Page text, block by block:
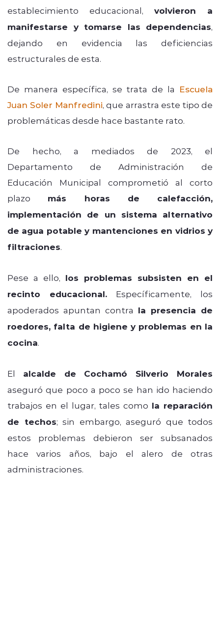
establecimiento educacional, volvieron a
manifestarse y tomarse las dependencias,
dejando en evidencia las deficiencias
estructurales de esta.
De manera específica, se trata de la Escuela
Juan Soler Manfredini, que arrastra este tipo de
problemáticas desde hace bastante rato.
De hecho, a mediados de 2023, el
Departamento de Administración de
Educación Municipal comprometió al corto
plazo más horas de calefacción,
implementación de un sistema alternativo
de agua potable y mantenciones en vidrios y
filtraciones.
Pese a ello, los problemas subsisten en el
recinto educacional. Específicamente, los
apoderados apuntan contra la presencia de
roedores, falta de higiene y problemas en la
cocina.
El alcalde de Cochamó Silverio Morales
aseguró que poco a poco se han ido haciendo
trabajos en el lugar, tales como la reparación
de techos; sin embargo, aseguró que todos
estos problemas debieron ser subsanados
hace varios años, bajo el alero de otras
administraciones.